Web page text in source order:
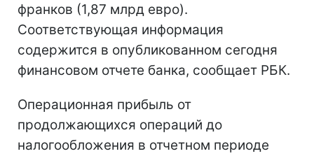
франков (1,87 млрд евро).
Соответствующая информация
содержится в опубликованном сегодня
финансовом отчете банка, сообщает РБК.
Операционная прибыль от
продолжающихся операций до
налогообложения в отчетном периоде